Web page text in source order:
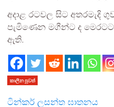
අදාළ රටවල සිට අතරමැදි
පැමිණෙන මගීන්ට ද
ඇති.
කාලීන පුවත්
ටින්කර් ලසන්ත ඝාතනය